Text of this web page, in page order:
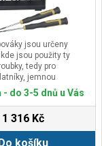
jsou určeny
jsou použity ty
tedy pro
jemnou
optiky, elektroniky či
z vysoce
chrom-molybdenové
která je tvrdá a
do 3-5 dnů u Vás
1 316 Kč
košíku